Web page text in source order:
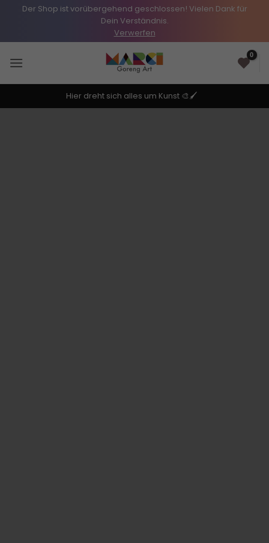
Der Shop ist vorübergehend geschlossen! Vielen Dank für
Dein Verständnis.
Verwerfen
Inhalt
0
Hier dreht sich alles um Kunst 🎨🖌️